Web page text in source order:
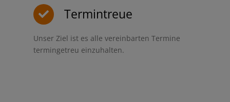
Termintreue
Unser Ziel ist es alle vereinbarten Termine
termingetreu einzuhalten.